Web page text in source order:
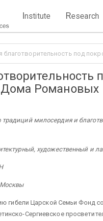
Institute Research
благотворительность под
Дома Романовых
милосердия и
художественный и
Москвы
гибели Царской Семьи Фонд
Сергиевское